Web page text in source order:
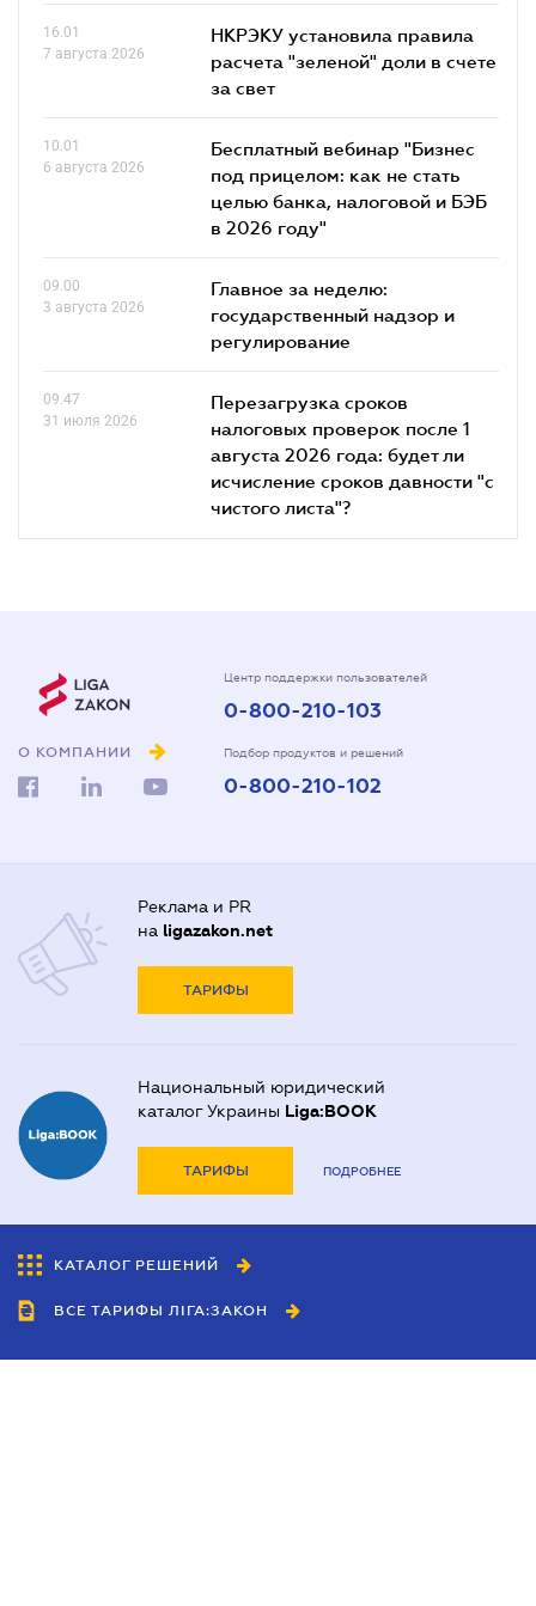
16.01
7 августа 2026
НКРЭКУ установила правила
расчета "зеленой" доли в счете
за свет
10.01
6 августа 2026
Бесплатный вебинар "Бизнес
под прицелом: как не стать
целью банка, налоговой и БЭБ
в 2026 году"
09.00
3 августа 2026
Главное за неделю:
государственный надзор и
регулирование
09.47
31 июля 2026
Перезагрузка сроков
налоговых проверок после 1
августа 2026 года: будет ли
исчисление сроков давности "с
чистого листа"?
О КОМПАНИИ
Центр поддержки пользователей
0-800-210-103
Подбор продуктов и решений
0-800-210-102
Реклама и PR
на ligazakon.net
ТАРИФЫ
Национальный юридический
каталог Украины Liga:BOOK
ТАРИФЫ ПОДРОБНЕЕ
КАТАЛОГ РЕШЕНИЙ
ВСЕ ТАРИФЫ ЛІГА:ЗАКОН